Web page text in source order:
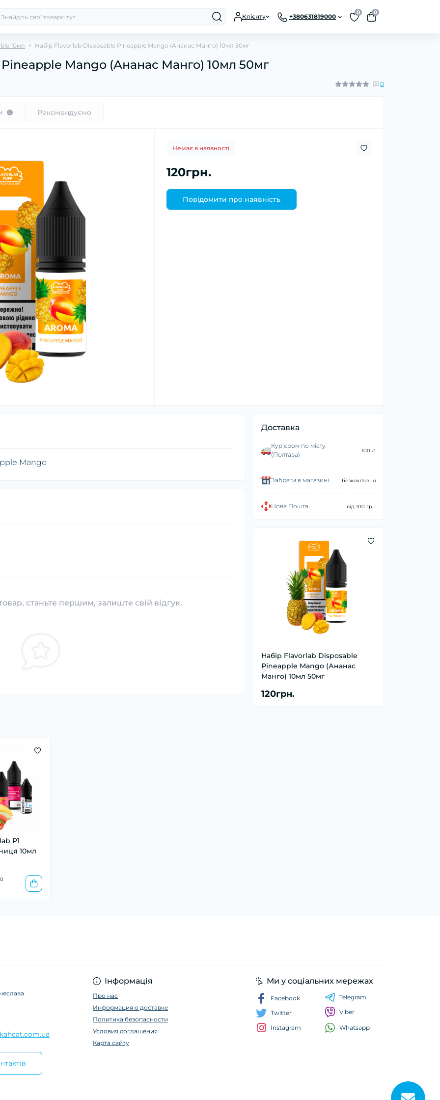
Клієнту +380631819000
0 0
10мл Набір Flavorlab Disposable Pineapple Mango (Ананас Манго) 10мл 50мг
Mango (Ананас Манго) 10мл 50мг
0
0 Рекомендуємо
Немає в наявності
120грн.
Повідомити про наявність
Доставка
Курʼєром по місту
(Полтава)
100 ₴
Забрати в магазині безкоштовно
Нова Пошта від 100 грн
Набір Flavorlab Disposable
Pineapple Mango (Ананас
Манго) 10мл 50мг
120грн.
Mango
станьте першим, залиште свій відгук.
P1
10мл
0
Інформація
Про нас
Информация о доставке
Политика безопасности
Условия соглашения
Карта сайту
Ми у соціальних мережах
Facebook
Twitter
Instagram
Telegram
Viber
Whatsapp